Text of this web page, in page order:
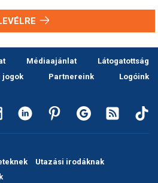
Médiaajánlat
Látogatottság
jogok Partnereink
Logóink
Utazási irodáknak